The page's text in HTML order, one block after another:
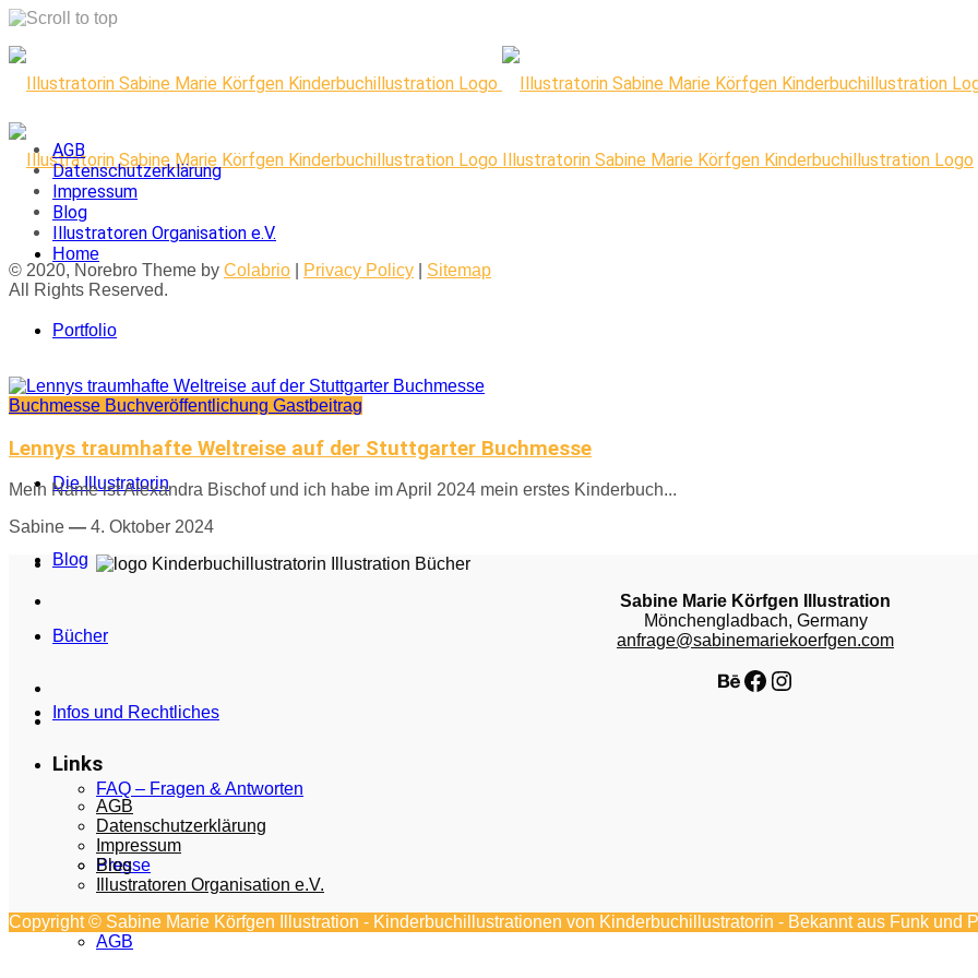
Skip
content
Illustratorin Sabine Marie Körfgen Kinderbuchillustration Logo
Home
Portfolio
Kontakt
Die Illustratorin
Blog
Bücher
Infos und Rechtliches
FAQ – Fragen & Antworten
Presse
AGB
AGB
Datenschutzerklärung
Impressum
Blog
Illustratoren Organisation e.V.
© 2020, Norebro Theme by Colabrio Privacy Policy
Sitemap
All Rights Reserved.
Buchmesse Buchveröffentlichung Gastbeitrag
Lennys traumhafte Weltreise auf der Stuttgarter Buchmesse
Mein Name ist Alexandra Bischof und ich habe im April 2024 mein erstes Kinderbuch...
Sabine — 4. Oktober 2024
Sabine Marie Körfgen Illustration
Mönchengladbach, Germany
anfrage@sabinemariekoerfgen.com
Behance
Facebook
Instagram
Links
AGB
Datenschutzerklärung
Impressum
Blog
Illustratoren Organisation e.V.
Copyright © Sabine Marie Körfgen Illustration - Kinderbuchillustrationen von Kinderbuchillustratorin - Bekannt aus Funk und